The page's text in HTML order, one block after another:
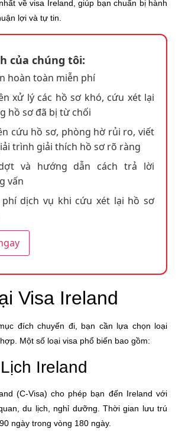
3 tháng hoặc sao kê lương 3 tháng gần
phép du lịch
ký kinh doanh
thu nhập
khoản của công ty 3 tháng gần nhất. nếu là
nghiệp hoặc tự kinh doanh
hưu Nếu đã nghỉ hưu
sinh viên Nếu là sinh viên
khoản ngân hàng (của cá nhân hoặc của
y tế, tai nạn hay bảo hiểm du lịch quốc tế có
nước thuộc khối Schengen được áp
bộ cho chuyến du lịch. Tối thiểu 30.000
dư sổ tiết kiệm (Ra ngân hàng xác nhận)
chuyển nhượng quyền thừa kế nhà đất có
xác nhận của chính quyền địa phương
sao y)
về visa Ireland, giúp bạn chuẩn bị hành
lợi và tự tin.
của chúng tôi:
hoàn toàn miễn phí
xử lý các hồ sơ khó, cứu xét lại
hồ sơ đã bị từ chối
cứu hồ sơ, phòng hờ rủi ro, viết
trình giải thích hồ sơ rõ ràng
và hướng dẫn cách trả lời
vấn
phí dịch vụ khi cứu xét lại hồ sơ
Visa Ireland
đích chuyến đi, bạn cần lựa chọn loại
Một số loại visa phổ biến bao gồm:
Ireland
(C-Visa) cho phép bạn đến Ireland với
du lịch, nghỉ dưỡng. Thời gian lưu trú
ngày trong vòng 180 ngày.